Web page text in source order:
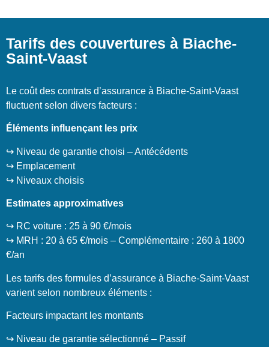
Tarifs des couvertures à Biache-
Saint-Vaast
Le coût des contrats d’assurance à Biache-Saint-Vaast
fluctuent selon divers facteurs :
Éléments influençant les prix
↪️ Niveau de garantie choisi – Antécédents
↪️ Emplacement
↪️ Niveaux choisis
Estimates approximatives
↪️ RC voiture : 25 à 90 €/mois
↪️ MRH : 20 à 65 €/mois – Complémentaire : 260 à 1800
€/an
Les tarifs des formules d’assurance à Biache-Saint-Vaast
varient selon nombreux éléments :
Facteurs impactant les montants
↪️ Niveau de garantie sélectionné – Passif